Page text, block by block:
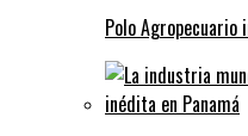
Polo Agropecuario